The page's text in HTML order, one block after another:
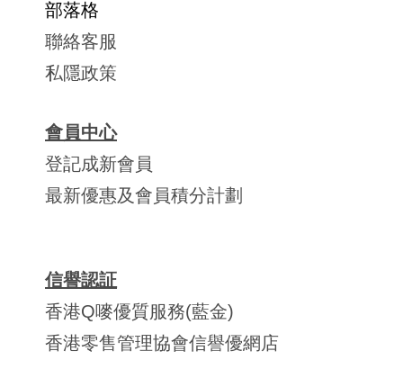
部落格
聯絡客服
私隱政策
會員中心
登記成新會員
最新優惠及會員積分計劃
信譽認証
香港Q嘜優質服務(藍金)
香港零售管理協會信譽優網店